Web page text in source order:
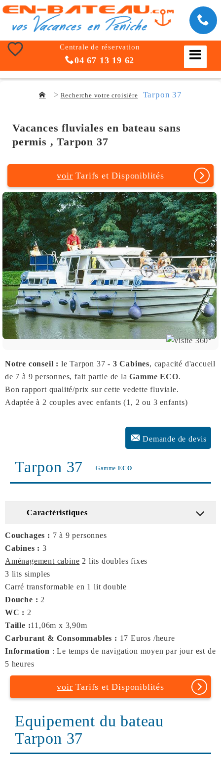
Centrale de réservation
04 67 13 19 62
Recherche votre croisière Tarpon 37
Vacances fluviales en bateau sans
permis , Tarpon 37
voir Tarifs et Disponiblités
Notre conseil : le Tarpon 37 - 3 Cabines, capacité d'accueil
de 7 à 9 personnes, fait partie de laGamme ECO.
Bon rapport qualité/prix sur cette vedette fluviale.
Adaptée à 2 couples avec enfants (1, 2 ou 3 enfants)
Demande de devis
Tarpon 37 GammeECO
Caractéristiques
Couchages : 7 à 9 personnes
Cabines : 3
Aménagement cabine 2 lits doubles fixes
3 lits simples
Carré transformable en 1 lit double
Douche : 2
WC : 2
Taille :11,06m x 3,90m
Carburant & Consommables : 17 Euros /heure
Information : Le temps de navigation moyen par jour est de
5 heures
voir Tarifs et Disponiblités
Equipement du bateau
Tarpon 37